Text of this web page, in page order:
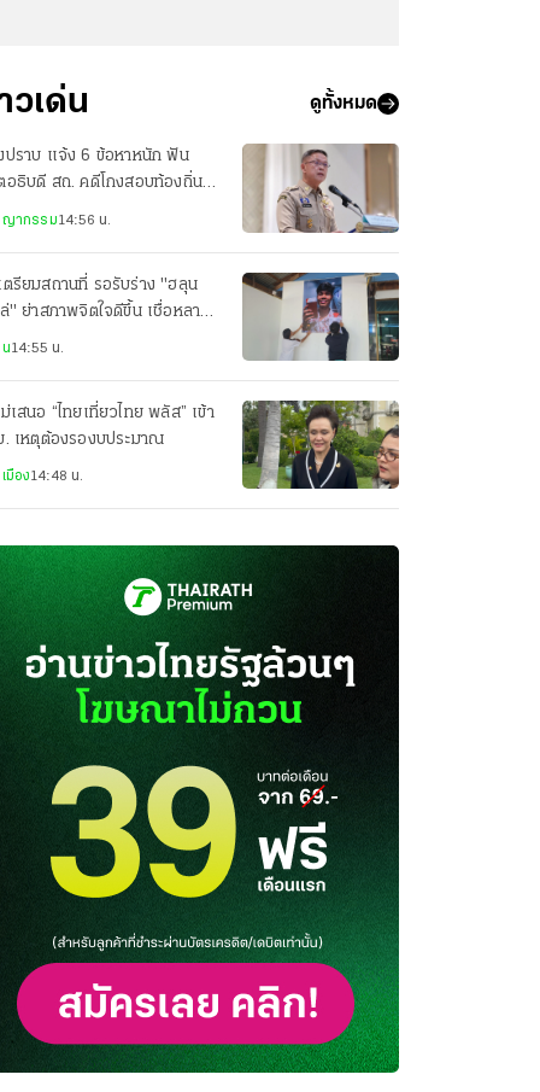
วเด่น ดูทั้งหมด
ปราบ แจ้ง 6 ข้อหาหนัก ฟัน
อธิบดี สถ. คดีโกงสอบท้องถิ่น
ญากรรม14:56 น.
ตรียมสถานที่ รอรับร่าง "ฮลุน
ล่" ย่าสภาพจิตใจดีขึ้น เชื่อหลาน
14:55 น.
เสนอ “ไทยเที่ยวไทย พลัส” เข้า
. เหตุต้องรองบประมาณ
มือง14:48 น.